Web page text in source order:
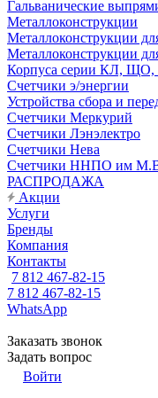
Гальванические
Металлоконструкции
Металлоконструкции
Металлоконструкции
Корпуса серии КЛ,
Счетчики э/энергии
Устройства сбора и
Счетчики Меркурий
Счетчики Лэнэлектро
Счетчики Нева
Счетчики ННПО им
РАСПРОДАЖА
Акции
Услуги
Бренды
Компания
Контакты
7 812 467-82-15
7 812 467-82-15
WhatsApp
Заказать звонок
Задать вопрос
Войти